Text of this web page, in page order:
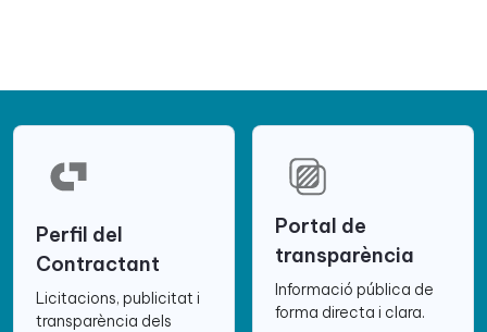
Perfil del
Contractant
Licitacions, publicitat i
transparència dels
Portal de
transparència
Informació pública de
forma directa i clara.